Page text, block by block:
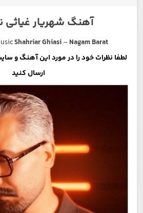
آهنگ شهریار غیاثی
Shahriar Ghiasi– Nagam Barat
لطفا نظرات خود را در مورد این آهنگ و
ارسال کنید